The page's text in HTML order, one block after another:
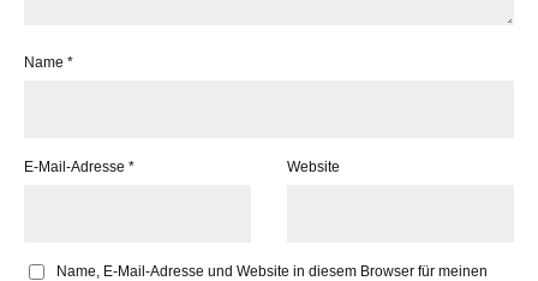
Name *
E-Mail-Adresse * Website
Name, E-Mail-Adresse und Website in diesem Browser für meinen